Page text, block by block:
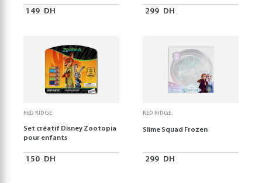
149 DH 299 DH
RED RIDGE
Set créatif Disney Zootopia
pour enfants
150 DH
RED RIDGE
Slime Squad Frozen
299 DH